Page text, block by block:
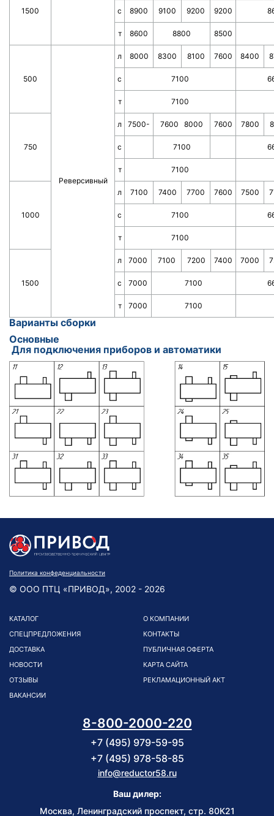
1500 с 8900 9100 9200 9200
т 8600 8800 8500
500
Реверсивный
л 8000 8300 8100 7600 8400
с 7100
т 7100
750
л 7500- 7600 8000 7600 7800
с 7100
т 7100
1000
л 7100 7400 7700 7600 7500
с 7100
т 7100
1500
л 7000 7100 7200 7400 7000
с 7000 7100
т 7000 7100
Варианты сборки
Основные
Для подключения приборов и автоматики
Политика конфеденциальности
© ООО ПТЦ «ПРИВОД», 2002 - 2026
КАТАЛОГ
СПЕЦПРЕДЛОЖЕНИЯ
ДОСТАВКА
НОВОСТИ
ОТЗЫВЫ
ВАКАНСИИ
О КОМПАНИИ
КОНТАКТЫ
ПУБЛИЧНАЯ ОФЕРТА
КАРТА САЙТА
РЕКЛАМАЦИОННЫЙ АКТ
8-800-2000-220
+7 (495) 979-59-95
+7 (495) 978-58-85
info@reductor58.ru
Ваш дилер:
Москва, Ленинградский проспект, стр. 80К21